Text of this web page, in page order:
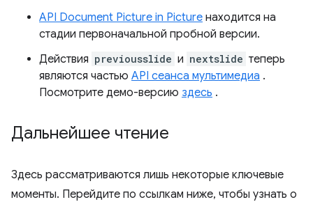
API Document Picture in Picture находится на
стадии первоначальной пробной версии.
Действия previousslide и nextslide теперь
являются частью API сеанса мультимедиа .
Посмотрите демо-версию здесь .
Дальнейшее чтение
Здесь рассматриваются лишь некоторые ключевые
моменты. Перейдите по ссылкам ниже, чтобы узнать о